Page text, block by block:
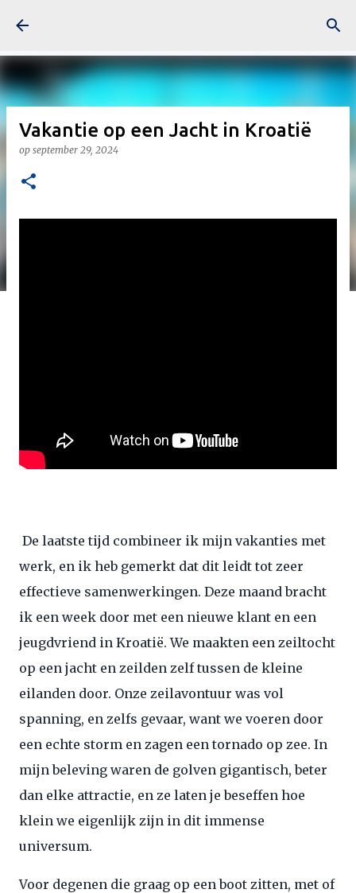
Vakantie op een Jacht in Kroatië
op september 29, 2024
De laatste tijd combineer ik mijn vakanties met
werk, en ik heb gemerkt dat dit leidt tot zeer
effectieve samenwerkingen. Deze maand bracht
ik een week door met een nieuwe klant en een
jeugdvriend in Kroatië. We maakten een zeiltocht
op een jacht en zeilden zelf tussen de kleine
eilanden door. Onze zeilavontuur was vol
spanning, en zelfs gevaar, want we voeren door
een echte storm en zagen een tornado op zee. In
mijn beleving waren de golven gigantisch, beter
dan elke attractie, en ze laten je beseffen hoe
klein we eigenlijk zijn in dit immense
universum.
Voor degenen die graag op een boot zitten, met of